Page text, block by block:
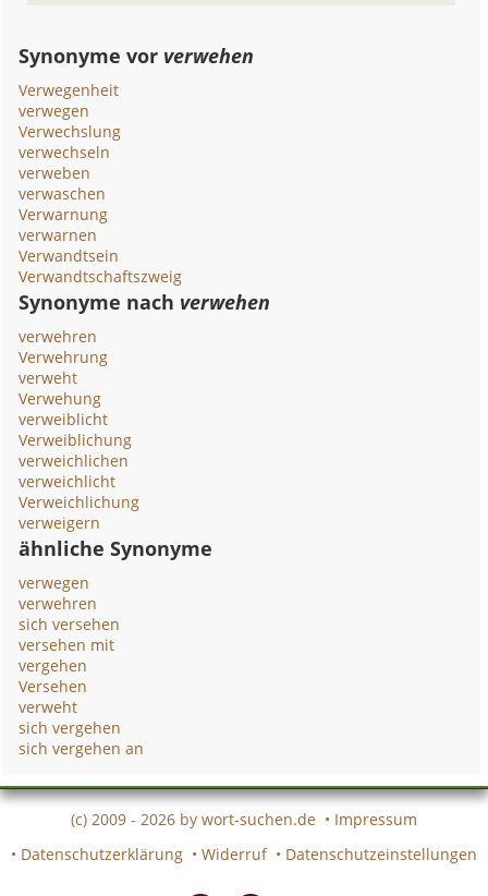
Synonyme vor verwehen
Verwegenheit
verwegen
Verwechslung
verwechseln
verweben
verwaschen
Verwarnung
verwarnen
Verwandtsein
Verwandtschaftszweig
Synonyme nach verwehen
verwehren
Verwehrung
verweht
Verwehung
verweiblicht
Verweiblichung
verweichlichen
verweichlicht
Verweichlichung
verweigern
ähnliche Synonyme
verwegen
verwehren
sich versehen
versehen mit
vergehen
Versehen
verweht
sich vergehen
sich vergehen an
(c) 2009 - 2026 by wort-suchen.de • Impressum
• Datenschutzerklärung • Widerruf • Datenschutzeinstellungen